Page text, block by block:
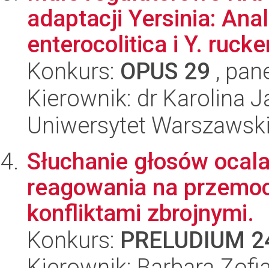
adaptacji Yersinia:
enterocolitica i Y.
Konkurs: OPUS 29 ,
Kierownik: dr Karolina
Uniwersytet
Słuchanie głosów
reagowania na
konfliktami zbrojnymi.
Konkurs: PRELUDIUM